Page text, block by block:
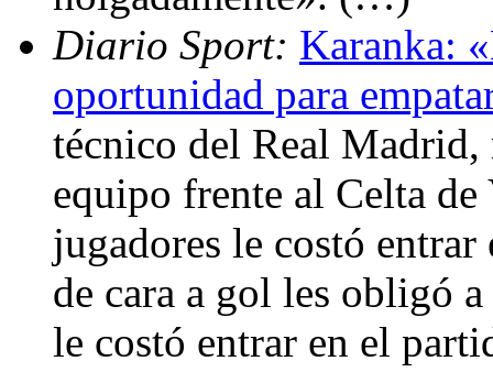
Diario Sport: Karanka:
oportunidad para
técnico del Real
equipo frente al Celta
jugadores le costó
de cara a gol les obligó
le costó entrar en el